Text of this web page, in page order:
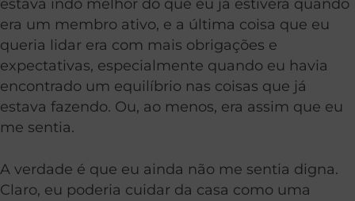
estava indo melhor do que eu já estivera quando
era um membro ativo, e a última coisa que eu
queria lidar era com mais obrigações e
expectativas, especialmente quando eu havia
encontrado um equilíbrio nas coisas que já
estava fazendo. Ou, ao menos, era assim que eu
me sentia.
A verdade é que eu ainda não me sentia digna.
Claro, eu poderia cuidar da casa como uma